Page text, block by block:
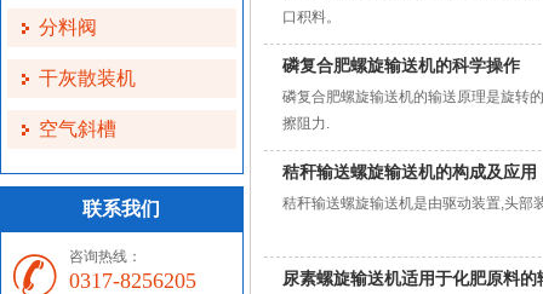
分料阀
干灰散装机
空气斜槽
联系我们
咨询热线：
0317-8256205
口积料。
磷复合肥螺旋输送机的科学操作
磷复合肥螺旋输送机的输送原理是旋转
擦阻力.
秸秆输送螺旋输送机的构成及应用
秸秆输送螺旋输送机是由驱动装置,头部
尿素螺旋输送机适用于化肥原料的